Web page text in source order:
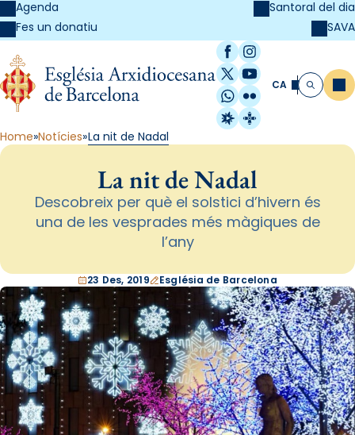
Agenda
Fes un donatiu
Santoral del dia
SAVA
Facebook
Instagram
X / Twitter
YouTube
WhatsApp
Flickr
Radio Estel
Catalunya
CA Cerca
Home Notícies La nit de Nadal
La nit de Nadal
Descobreix per què el solstici d’hivern és
una de les vesprades més màgiques de
l’any
23 Des, 2019 Església de Barcelona